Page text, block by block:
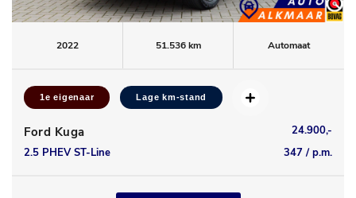
2022 51.536 km Automaat
1e eigenaar Lage km-stand
Ford Kuga
24.900,-
2.5 PHEV ST-Line
347 / p.m.